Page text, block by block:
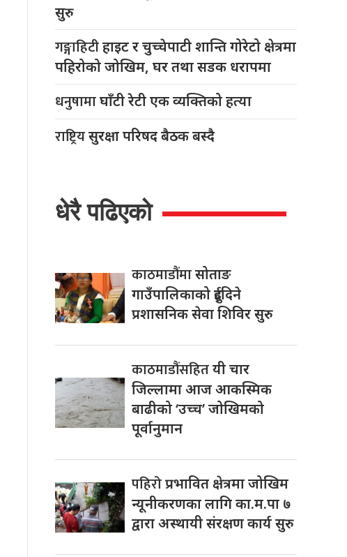
सुरु
गङ्गाहिटीहाइट र चुच्चेपाटी शान्ति गोरेटो क्षेत्रमा
पहिरोको जोखिम, घर तथा सडक धरापमा
धनुषामाघाँटी रेटी एक व्यक्तिको हत्या
राष्ट्रियसुरक्षा परिषद बैठक बस्दै
धेरै पढिएको
काठमाडौंमासोताङ
गाउँपालिकाको दुईदिने
प्रशासनिक सेवा शिविर सुरु
काठमाडौंसहितयी चार
जिल्लामा आज आकस्मिक
बाढीको ‘उच्च’ जोखिमको
पूर्वानुमान
पहिरोप्रभावित क्षेत्रमा जोखिम
न्यूनीकरणका लागि का.म.पा ७
द्वारा अस्थायी संरक्षण कार्य सुरु